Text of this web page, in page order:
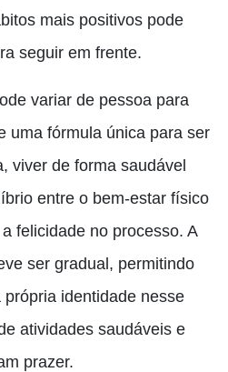
mais positivos pode
seguir em frente.
variar de pessoa para
uma fórmula única para ser
viver de forma saudável
entre o bem-estar físico
felicidade no processo. A
ser gradual, permitindo
identidade nesse
atividades saudáveis ​​e
prazer.